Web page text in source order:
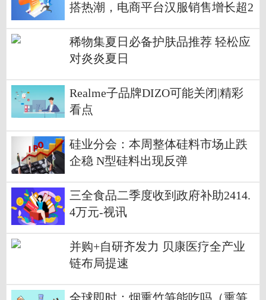
搭热潮，电商平台汉服销售增长超2
稀物集夏日必备护肤品推荐 轻松应
对炎炎夏日
Realme子品牌DIZO可能关闭|精彩
看点
硅业分会：本周整体硅料市场止跌
企稳 N型硅料出现反弹
三全食品二季度收到政府补助2414.
4万元-视讯
并购+自研齐发力 贝康医疗全产业
链布局提速